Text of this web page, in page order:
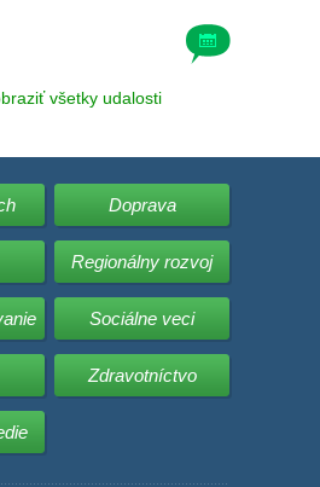
všetky udalosti
Doprava
Regionálny rozvoj
Sociálne veci
Zdravotníctvo